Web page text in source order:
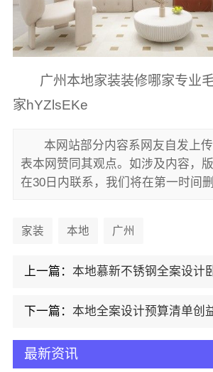
广州本地家装装修哪家专业
家hYZlsEKe
本网站部分内容系网友自发上
表本网赞同其观点。如涉及内容，
在30日内联系，我们将在第一时间删
家装 本地 广州
上一篇：本地慕新不锈钢全案设计卧室效
下一篇：本地全案设计预算清单创益讯建筑，湖南创益
最新资讯